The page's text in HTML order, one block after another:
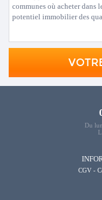
communes où acheter dans
potentiel immobilier des
Du
CGV -